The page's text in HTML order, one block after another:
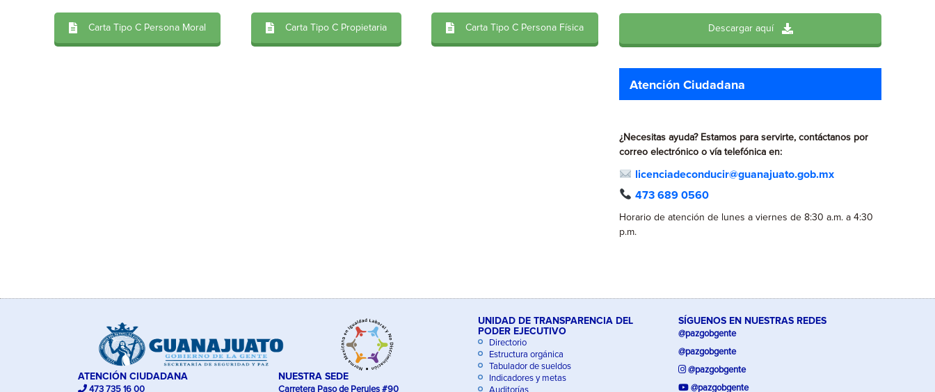
Carta Tipo C Persona Moral Carta Tipo C Propietaria Carta Tipo C Persona Física Descargar aquí
Atención Ciudadana
¿Necesitas ayuda? Estamos para servirte, contáctanos por
correo electrónico o vía telefónica en:
licenciadeconducir@guanajuato.gob.mx
473 689 0560
Horario de atención de lunes a viernes de 8:30 a.m. a 4:30
p.m.
ATENCIÓN CIUDADANA
473 735 16 00
NUESTRA SEDE
Carretera Paso de Perules #90
UNIDAD DE TRANSPARENCIA DEL
PODER EJECUTIVO
Directorio
Estructura orgánica
Tabulador de sueldos
Indicadores y metas
SÍGUENOS EN NUESTRAS REDES
@pazgobgente
@pazgobgente
@pazgobgente
@pazgobgente